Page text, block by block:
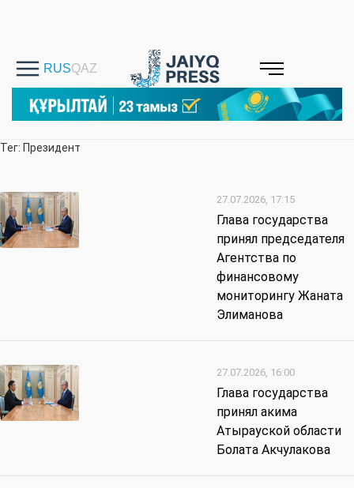
Тег: Президент
27.07.2026, 17:15
Глава государства
принял председателя
Агентства по
финансовому
мониторингу Жаната
Элиманова
27.07.2026, 16:00
Глава государства
принял акима
Атырауской области
Болата Акчулакова